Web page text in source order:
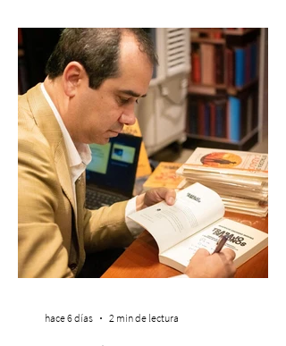
Under 21 por tercer año consecutivo,
formando parte una vez más de la
selección anual de la publicación que
destaca a los artistas menores de 21 años
más influyentes de la industria musical.
Este reconocimiento reaf
hace 6 días 2 min de lectura